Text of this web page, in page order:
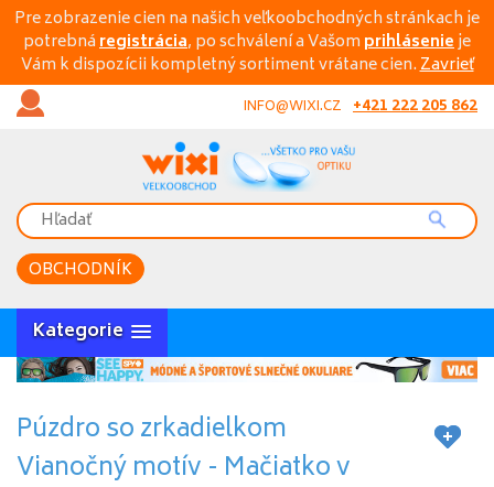
Pre zobrazenie cien na našich veľkoobchodných stránkach je
potrebnáregistrácia, po schválení a Vašom prihlásenieje
Vám k dispozícii kompletný sortiment vrátane cien.Zavrieť
INFO@WIXI.CZ +421 222 205 862
OBCHODNÍK
Kategorie
Púzdro so zrkadielkom
Vianočný motív - Mačiatko v